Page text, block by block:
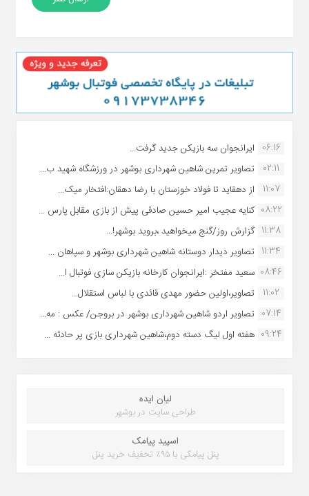
06:16 ایرانجوان سه بازیکن جدید گرفت...
02:11
تصاویر تمرین شاهین شهردارى بوشهر در ورزشگاه شهید ب...
11:07
از دهقاید تا فولاد خوزستان با رضا دهقان:افتخار میک...
08:22 کنایه عجیب امیر حسین صادقی پیش از بازی مقابل پارس ...
11:38 گزارش روز/گنج میخواهید ،بروید بوشهر!...
11:34 تصاویر دیدار دوستانه شاهین شهردارى بوشهر و سپاهان ...
08:46 سعید مفتخر :ایرانجوان کارخانه بازیکن سازی فوتبال ا...
11:02
تصاویر،اولین حضور مهدی قائدی با لباس استقلال...
07:14 تصاویر اردو شاهین شهرداری بوشهر در بروجن/ عکس : مه...
09:24 هفته اول لیگ دسته دوم،شاهین شهرداری بازی پر حادثه ...
لیان ایده
طراحی سایت در بوشهر
اسپید پیامک
پنل پیامکی با ۹۵٪ تخفیف خرید پنل